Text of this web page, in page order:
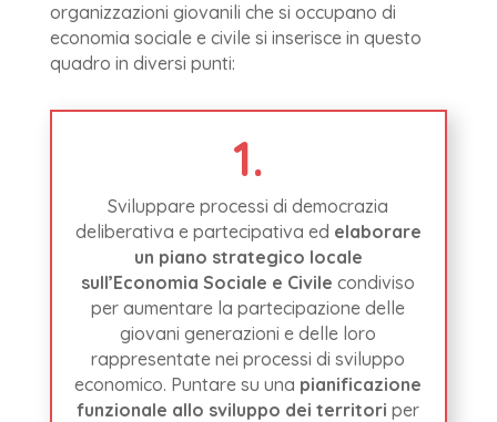
organizzazioni giovanili che si occupano di
economia sociale e civile si inserisce in questo
quadro in diversi punti:
1.
Sviluppare processi di democrazia
deliberativa e partecipativa ed elaborare
un piano strategico locale
sull’Economia Sociale e Civile condiviso
per aumentare la partecipazione delle
giovani generazioni e delle loro
rappresentate nei processi di sviluppo
economico. Puntare su una pianificazione
funzionale allo sviluppo dei territori per